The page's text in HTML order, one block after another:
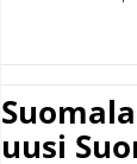
uusi